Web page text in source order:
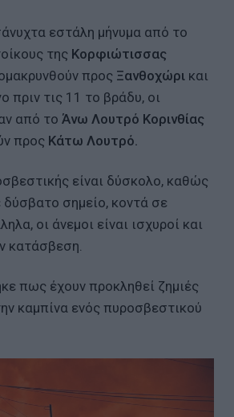
εστάλη μήνυμα από το
της Κορφιώτισσας
προς Ξανθοχώρι και
πριν τις 11 το βράδυ, οι
από το Άνω Λουτρό Κορινθίας
προς Κάτω Λουτρό.
είναι δύσκολο, καθώς
δύσβατο σημείο, κοντά σε
οι άνεμοι είναι ισχυροί και
κατάσβεση.
πως έχουν προκληθεί ζημιές
καμπίνα ενός πυροσβεστικού